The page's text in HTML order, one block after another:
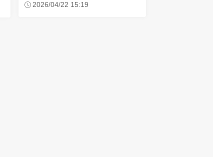
2026/04/22 15:19